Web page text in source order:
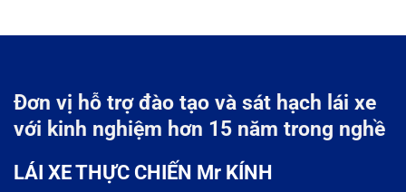
Đơn vị hỗ trợ đào tạo và sát hạch lái xe
với kinh nghiệm hơn 15 năm trong nghề
LÁI XE THỰC CHIẾN Mr KÍNH